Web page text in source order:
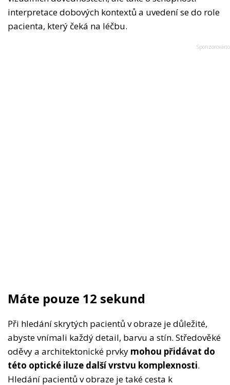
interpretace dobových kontextů a uvedení se do role
pacienta, který čeká na léčbu.
Máte pouze 12 sekund
Při hledání skrytých pacientů v obraze je důležité,
abyste vnímali každý detail, barvu a stín. Středověké
oděvy a architektonické prvky mohou přidávat do
této optické iluze další vrstvu komplexnosti.
Hledání pacientů v obraze je také cesta k